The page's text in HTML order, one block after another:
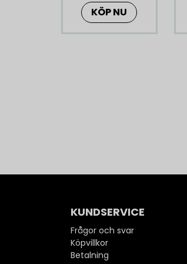
KÖP NU
KUNDSERVICE
Frågor och svar
Köpvillkor
Betalning